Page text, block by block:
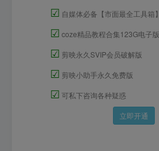
☑ 自媒体必备【市面最全工具箱】
☑ coze精品教程合集123G电子版
☑ 剪映永久SVIP会员破解版
☑ 剪映小助手永久免费版
☑ 可私下咨询各种疑惑
立即开通